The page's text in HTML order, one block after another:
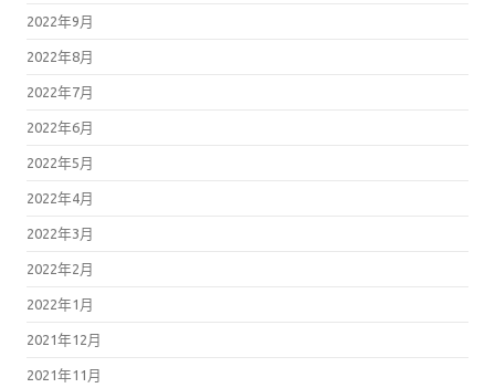
2022年9月
2022年8月
2022年7月
2022年6月
2022年5月
2022年4月
2022年3月
2022年2月
2022年1月
2021年12月
2021年11月